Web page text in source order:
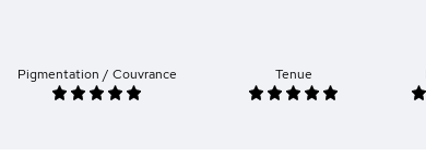
Pigmentation / Couvrance Tenue